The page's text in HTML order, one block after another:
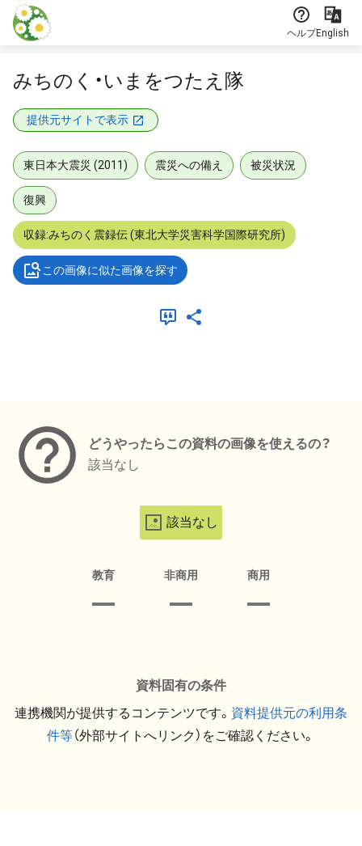
本文に飛ぶ
ヘルプEnglish
みちのく・いまをつたえ隊
提供元サイトで表示
東日本大震災 (2011) 震災への備え 被災状況
復興
収録:みちのく震録伝 (東北大学災害科学国際研究所)
この画像に似た画像を探す
どうやったらこの資料の画像を使えるの？
該当なし
該当なし
教育 非商用 商用
資料固有の条件
連携機関が提供するコンテンツです。 資料提供元の利用条
件等（外部サイトへリンク）をご確認ください。